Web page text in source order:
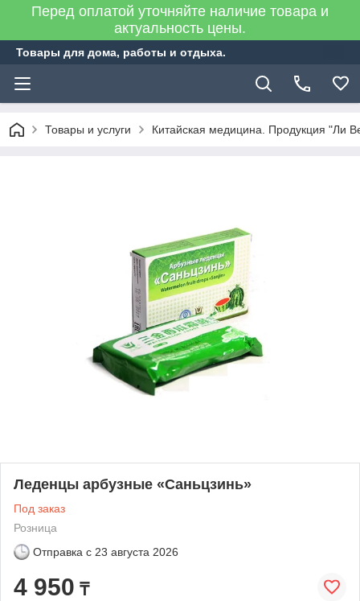
Перед оплатой уточняйте наличие товара и
актуальность цены.
Товары для дома, работы и отдыха.
Товары и услуги Китайская медицина. Продукция "Ли
Леденцы арбузные «Саньцзинь»
Под заказ
Розница
Отправка с 23 августа 2026
4 950 ₸